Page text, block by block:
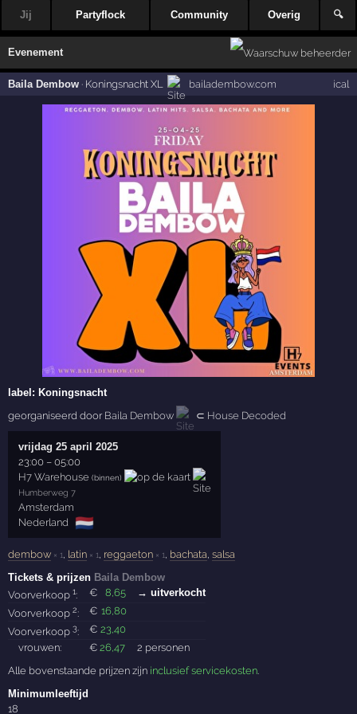
Jij Partyflock Community Overig 🔍
Evenement
Baila Dembow · Koningsnacht XL bailadembow.com ical
label: Koningsnacht
georganiseerd door Baila Dembow ⊂ House Decoded
vrijdag 25 april 2025
23:00 –05:00
H7 Warehouse (binnen)
Humberweg 7
Amsterdam
Nederland 🇳🇱
dembow × 1 latin × 1 reggaeton × 1 bachata ,salsa
Tickets & prijzen Baila Dembow
Voorverkoop1: € 8 ,65
→ uitverkocht
Voorverkoop2: € 16 ,80
Voorverkoop3: € 23 ,40
vrouwen:
€26 ,47
2 personen
Alle bovenstaande prijzen zijn inclusief servicekosten.
Minimumleeftijd
18